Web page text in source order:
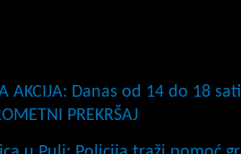
AKCIJA: Danas od 14 do 18
PREKRŠAJ